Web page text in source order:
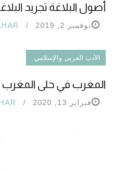
أصول البلاغة تجريد
نوفمبر 2, 2019
الأدب العربي والإسلامي
المغرب في حلى المغرب
فبراير 13, 2020